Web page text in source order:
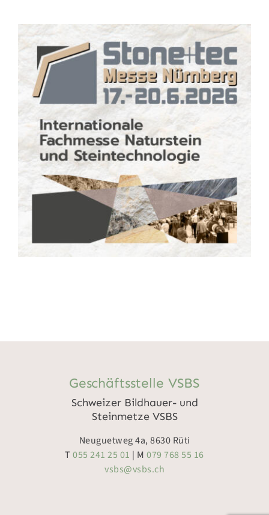
Geschäftsstelle VSBS
Schweizer Bildhauer- und
Steinmetze VSBS
Neuguetweg 4a, 8630 Rüti
T055 241 25 01 | M079 768 55 16
vsbs@vsbs.ch